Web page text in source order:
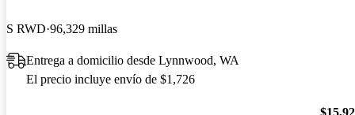
S RWD 96,329 millas
Entrega a domicilio desde Lynnwood, WA
El precio incluye envío de $1,726